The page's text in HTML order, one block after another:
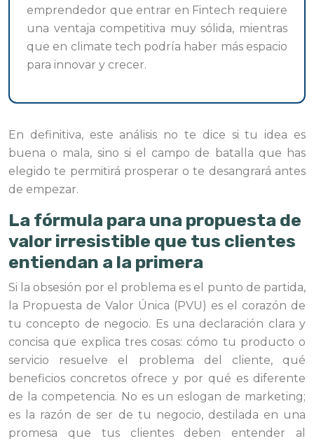
emprendedor que entrar en Fintech requiere
una ventaja competitiva muy sólida, mientras
que en climate tech podría haber más espacio
para innovar y crecer.
En definitiva, este análisis no te dice si tu idea es
buena o mala, sino si el campo de batalla que has
elegido te permitirá prosperar o te desangrará antes
de empezar.
La fórmula para una propuesta de
valor irresistible que tus clientes
entiendan a la primera
Si la obsesión por el problema es el punto de partida,
la Propuesta de Valor Única (PVU) es el corazón de
tu concepto de negocio. Es una declaración clara y
concisa que explica tres cosas: cómo tu producto o
servicio resuelve el problema del cliente, qué
beneficios concretos ofrece y por qué es diferente
de la competencia. No es un eslogan de marketing;
es la razón de ser de tu negocio, destilada en una
promesa que tus clientes deben entender al